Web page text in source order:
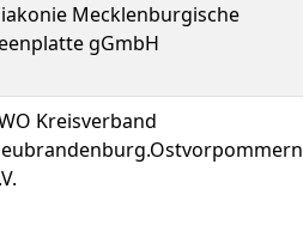
Mecklenburgische
gGmbH
Kreisverband